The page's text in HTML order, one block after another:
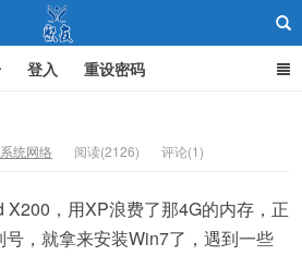
登入 重设密码
系统网络 阅读(2126) 评论(1)
X200，用XP浪费了那4G的内存，正
，就拿来安装Win7了，遇到一些